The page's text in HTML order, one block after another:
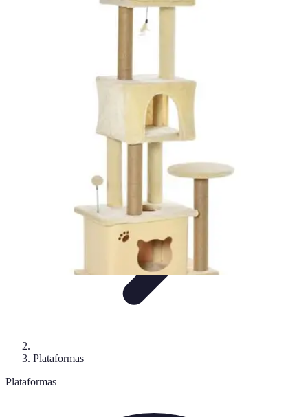
Comparativas
Formación a Distancia
Plataformas
Plataformas